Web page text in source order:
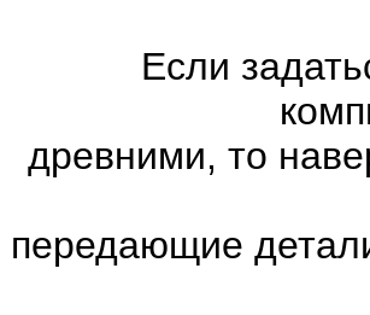
Если
древними, то
передающие